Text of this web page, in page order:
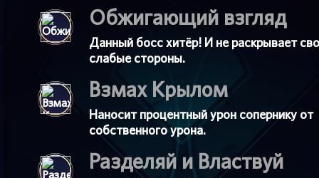
Обжигающий взгляд
Данный босс хитёр! И не раскрывает
слабые стороны.
Взмах Крылом
Наносит процентный урон сопернику от
собственного урона.
Разделяй и Властвуй